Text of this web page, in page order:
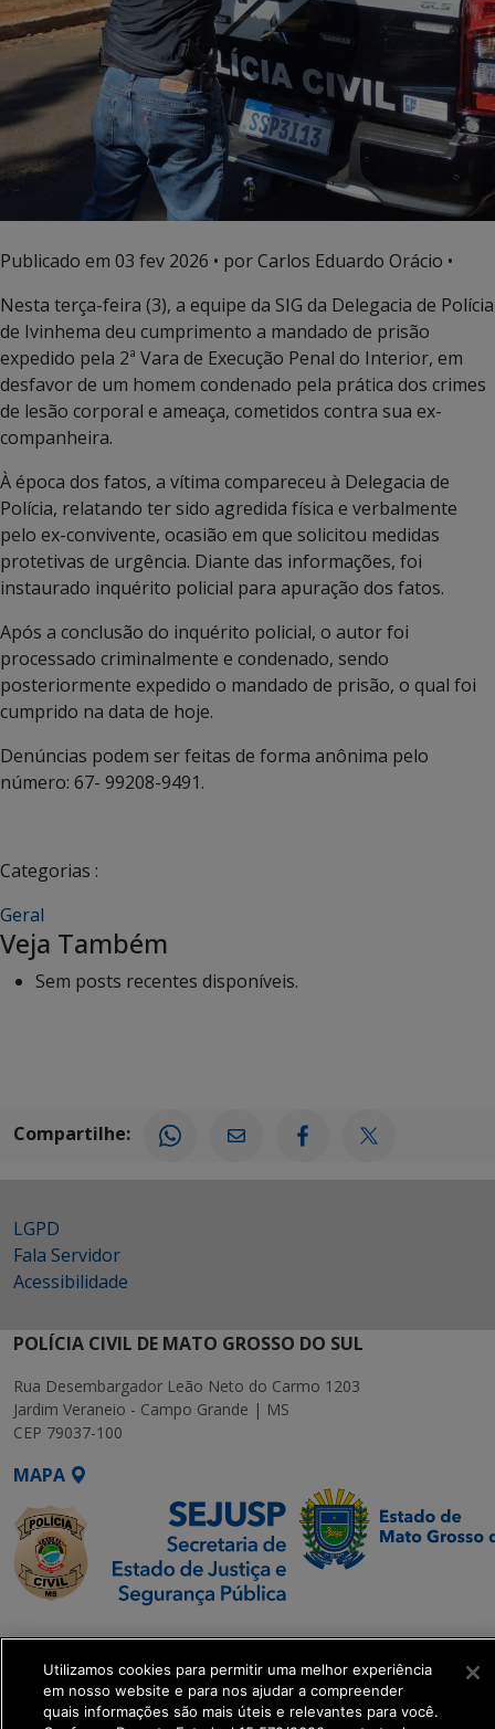
Publicado em 03 fev 2026 • por Carlos Eduardo Orácio •
Nesta terça-feira (3), a equipe da SIG da Delegacia de Polícia
de Ivinhema deu cumprimento a mandado de prisão
expedido pela 2ª Vara de Execução Penal do Interior, em
desfavor de um homem condenado pela prática dos crimes
de lesão corporal e ameaça, cometidos contra sua ex-
companheira.
À época dos fatos, a vítima compareceu à Delegacia de
Polícia, relatando ter sido agredida física e verbalmente
pelo ex-convivente, ocasião em que solicitou medidas
protetivas de urgência. Diante das informações, foi
instaurado inquérito policial para apuração dos fatos.
Após a conclusão do inquérito policial, o autor foi
processado criminalmente e condenado, sendo
posteriormente expedido o mandado de prisão, o qual foi
cumprido na data de hoje.
Denúncias podem ser feitas de forma anônima pelo
número: 67- 99208-9491.
Categorias :
Geral
Veja Também
Sem posts recentes disponíveis.
Compartilhe:
LGPD
Fala Servidor
Acessibilidade
POLÍCIA CIVIL DE MATO GROSSO DO SUL
Rua Desembargador Leão Neto do Carmo 1203
Jardim Veraneio - Campo Grande | MS
CEP 79037-100
MAPA
SETDIG | Secretaria-
Executiva de
Transformação Digital
Utilizamos cookies para permitir uma melhor experiência
em nosso website e para nos ajudar a compreender
quais informações são mais úteis e relevantes para você.